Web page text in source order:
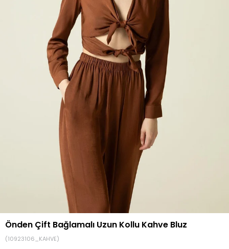
Önden Çift Bağlamalı Uzun Kollu Kahve Bluz
(10923106_KAHVE)